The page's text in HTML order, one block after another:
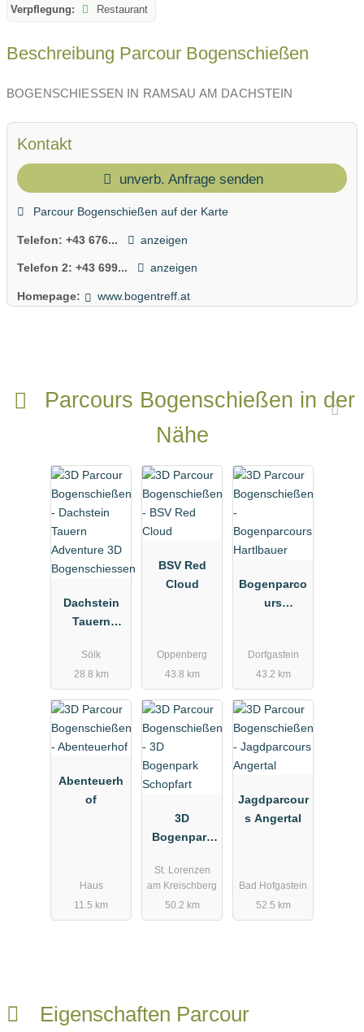
Verpflegung:
Restaurant
Beschreibung Parcour Bogenschießen
BOGENSCHIESSEN IN RAMSAU AM DACHSTEIN
Kontakt
unverb. Anfrage senden
Parcour Bogenschießen auf der Karte
Telefon: +43 676... anzeigen
Telefon 2: +43 699... anzeigen
Homepage: www.bogentreff.at
Parcours Bogenschießen in der
Nähe
Dachstein
Tauern
3D
Bogenschie
ssen
Sölk
28.8 km
BSV Red
Cloud
Oppenberg
43.8 km
Bogenparco
urs
Dorfgastein
43.2 km
Abenteuerh
of
Haus
11.5 km
3D
Bogenpark
St. Lorenzen
am Kreischberg
50.2 km
Jagdparcour
s Angertal
Bad Hofgastein
52.5 km
Eigenschaften Parcour